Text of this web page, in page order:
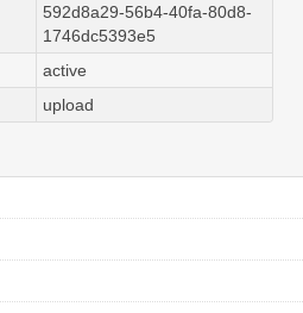
592d8a29-56b4-40fa-80d8-
1746dc5393e5
active
upload